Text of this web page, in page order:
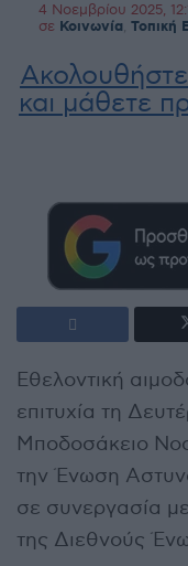
4 Νοεμβρίου 2025,
σε Κοινωνία Τοπική
και μάθετε
Εθελοντική
επιτυχία τη
Μποδοσάκειο
την Ένωση
σε συνεργασία
της Διεθνούς